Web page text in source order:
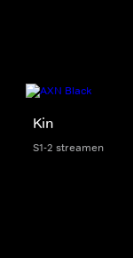
Kin
S1-2 streamen